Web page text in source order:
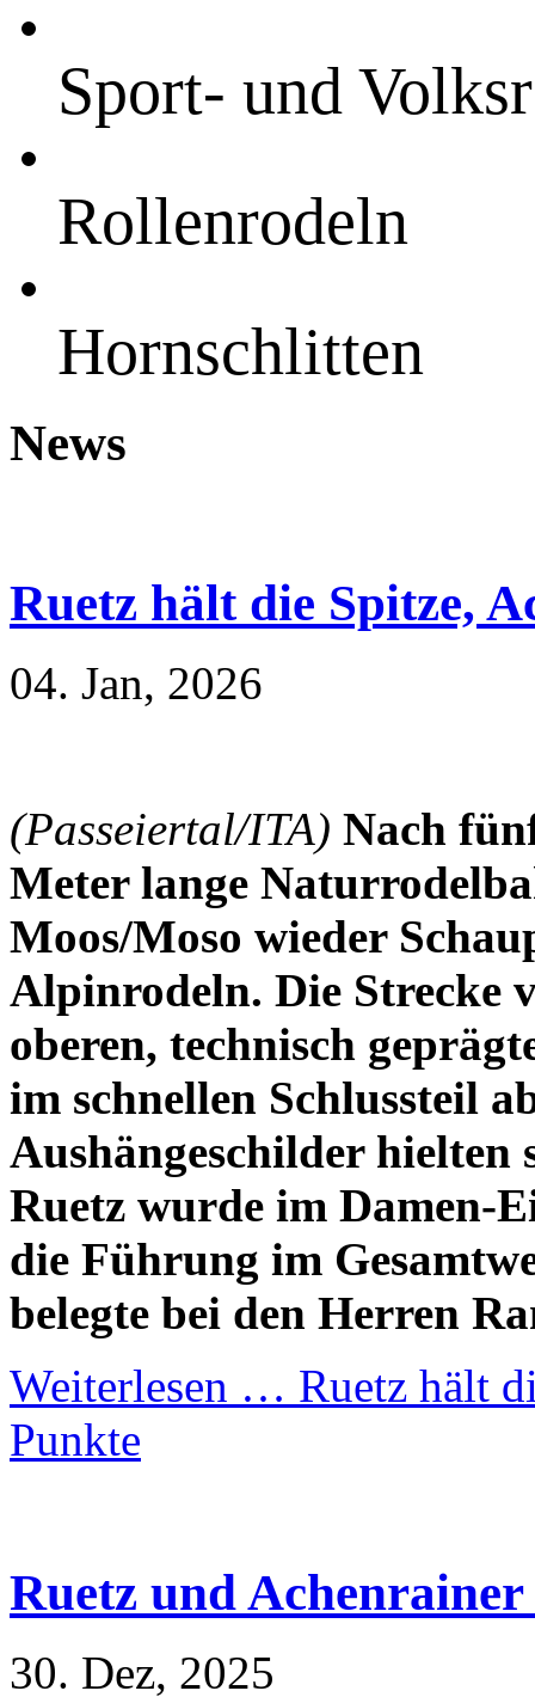
Sport- und
Rollenrodeln
Hornschlitten
News
Ruetz hält die Spitze,
04. Jan, 2026
(Passeiertal/ITA) Nach
Meter lange
Moos/Moso wieder
Alpinrodeln. Die Strecke
oberen, technisch
im schnellen Schlussteil
Aushängeschilder
Ruetz wurde im Damen-
die Führung im
belegte bei den Herren
Weiterlesen … Ruetz hält
Punkte
Ruetz und
30. Dez, 2025